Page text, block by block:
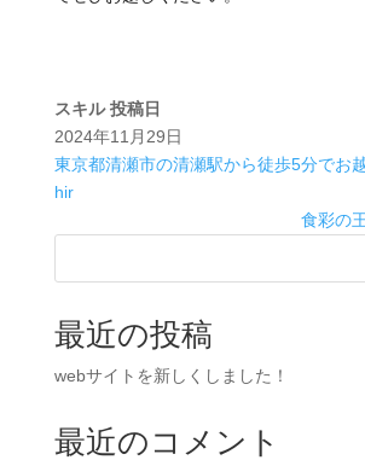
スキル 投稿日
2024年11月29日
東京都清瀬市の清瀬駅から徒歩5分でお
hir
食彩の
最近の投稿
webサイトを新しくしました！
最近のコメント